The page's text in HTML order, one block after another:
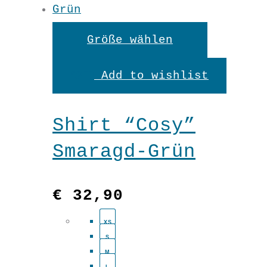
werden
Größe wählen
Produkt
weist
Add to wishlist
Shirt “Cosy”
Smaragd-Grün
€ 32,90
XS
S
M